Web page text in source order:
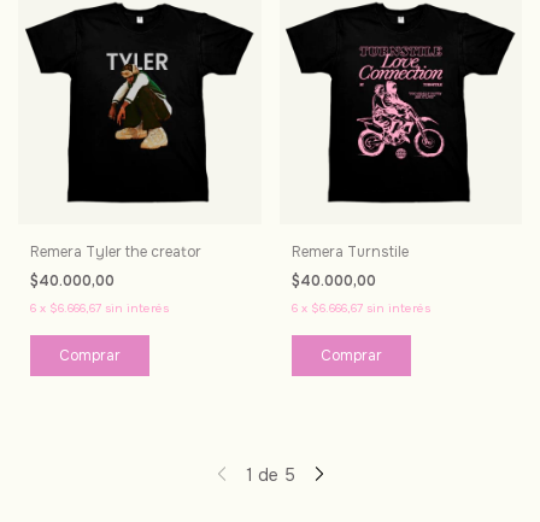
Remera Tyler the creator
$40.000,00
6 x $6.666,67 sin interés
Comprar
Remera Turnstile
$40.000,00
6 x $6.666,67 sin interés
Comprar
1 de 5